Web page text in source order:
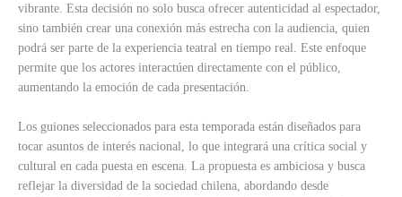
vibrante. Esta decisión no solo busca ofrecer autenticidad al espectador,
sino también crear una conexión más estrecha con la audiencia, quien
podrá ser parte de la experiencia teatral en tiempo real. Este enfoque
permite que los actores interactúen directamente con el público,
aumentando la emoción de cada presentación.
Los guiones seleccionados para esta temporada están diseñados para
tocar asuntos de interés nacional, lo que integrará una crítica social y
cultural en cada puesta en escena. La propuesta es ambiciosa y busca
reflejar la diversidad de la sociedad chilena, abordando desde